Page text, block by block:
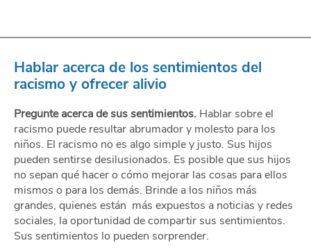
Hablar acerca de los sentimientos del
racismo y ofrecer alivio
Pregunte acerca de sus sentimientos. Hablar sobre el
racismo puede resultar abrumador y molesto para los
niños. El racismo no es algo simple y justo. Sus hijos
pueden sentirse desilusionados. Es posible que sus hijos
no sepan qué hacer o cómo mejorar las cosas para ellos
mismos o para los demás. Brinde a los niños más
grandes, quienes están más expuestos a noticias y redes
sociales, la oportunidad de compartir sus sentimientos.
Sus sentimientos lo pueden sorprender.